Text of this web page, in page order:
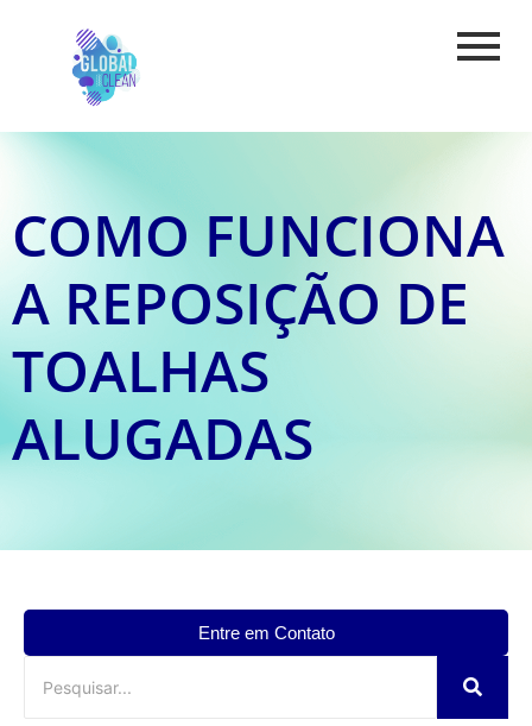
COMO FUNCIONA
A REPOSIÇÃO DE
TOALHAS
ALUGADAS
Entre em Contato